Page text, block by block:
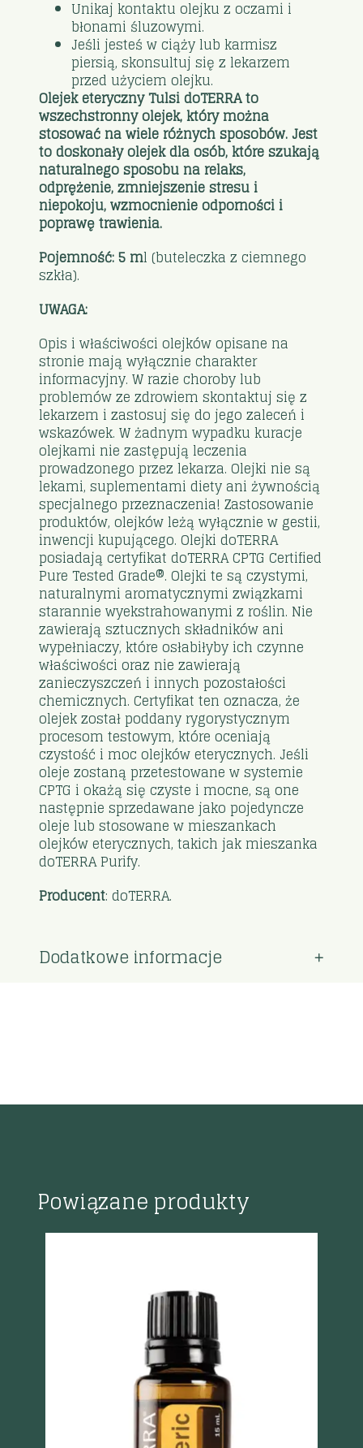
Unikaj kontaktu olejku z oczami i
błonami śluzowymi.
Jeśli jesteś w ciąży lub karmisz
piersią, skonsultuj się z lekarzem
przed użyciem olejku.
Olejek eteryczny Tulsi doTERRA to
wszechstronny olejek, który można
stosować na wiele różnych sposobów. Jest
to doskonały olejek dla osób, które szukają
naturalnego sposobu na relaks,
odprężenie, zmniejszenie stresu i
niepokoju, wzmocnienie odporności i
poprawę trawienia.
Pojemność: 5 ml (buteleczka z ciemnego
szkła).
UWAGA:
Opis i właściwości olejków opisane na
stronie mają wyłącznie charakter
informacyjny. W razie choroby lub
problemów ze zdrowiem skontaktuj się z
lekarzem i zastosuj się do jego zaleceń i
wskazówek. W żadnym wypadku kuracje
olejkami nie zastępują leczenia
prowadzonego przez lekarza. Olejki nie są
lekami, suplementami diety ani żywnością
specjalnego przeznaczenia! Zastosowanie
produktów, olejków leżą wyłącznie w gestii,
inwencji kupującego. Olejki doTERRA
posiadają certyfikat doTERRA CPTG Certified
Pure Tested Grade®. Olejki te są czystymi,
naturalnymi aromatycznymi związkami
starannie wyekstrahowanymi z roślin. Nie
zawierają sztucznych składników ani
wypełniaczy, które osłabiłyby ich czynne
właściwości oraz nie zawierają
zanieczyszczeń i innych pozostałości
chemicznych. Certyfikat ten oznacza, że
olejek został poddany rygorystycznym
procesom testowym, które oceniają
czystość i moc olejków eterycznych. Jeśli
oleje zostaną przetestowane w systemie
CPTG i okażą się czyste i mocne, są one
następnie sprzedawane jako pojedyncze
oleje lub stosowane w mieszankach
olejków eterycznych, takich jak mieszanka
doTERRA Purify.
Producent: doTERRA.
Dodatkowe informacje
Powiązane produkty
Szybki podgląd